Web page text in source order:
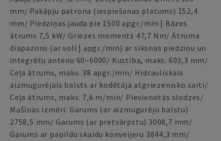
mm/ Pakāpju patrona (iespiešanas platums) 152,4
mm/ Piedziņas jauda pie 1500 apgr./min | Bāzes
ātrums 7,5 kW/ Griezes moments 47,7 Nm/ Ātruma
diapazons (ar soli | apgr./min) ar siksnas piedziņu un
integrētu antenu 60–6000/ Kustība, maks. 603,3 mm/
Ceļa ātrums, maks. 38 apgr./min/ Hidrauliskais
aizmugurējais balsts ar kodētāja atgriezenisko saiti/
Ceļa ātrums, maks. 7,6 m/min/ Pievienotās slodzes/
Mašīnas izmēri: Garums (ar aizmugurējo balstu)
2758,5 mm/ Garums (ar pretvārpstu) 3008,7 mm/
Garums ar papildu skaidu konveijeru 3844,3 mm/